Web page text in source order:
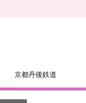
京都丹後鉄道